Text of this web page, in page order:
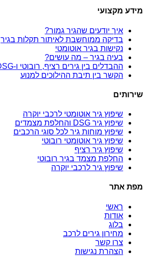
מידע מקצועי
איך יודעים שהגיר גמור?
בדיקה ממוחשבת לאיתור תקלות בגיר
נקישות בגיר אוטומטי
בעיה בגיר – מה עושים?
ההבדלים בין גירים רציף, רובוטי ו-DSG
הקשר בין תיבת ההילוכים למנוע
שירותים
שיפוץ גיר אוטומטי לרכבי יוקרה
שיפוץ גיר DSG והחלפת מצמדים
שיפוץ מוחות גיר לכל סוגי הרכבים
שיפוץ גיר אוטומטי רובוטי
שיפוץ גיר רציף
החלפת מצמד בגיר רובוטי
שיפוץ גיר לרכבי יוקרה
מפת אתר
ראשי
אודות
בלוג
מחירון גירים לרכב
צרו קשר
הצהרת נגישות